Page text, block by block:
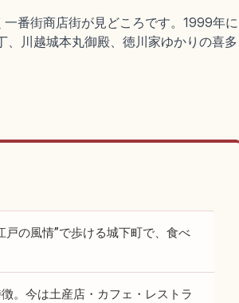
番街商店街が見どころです。1999年に
川越城本丸御殿、徳川家ゆかりの喜多
の風情”で歩ける城下町で、食べ
。今は土産店・カフェ・レストラ